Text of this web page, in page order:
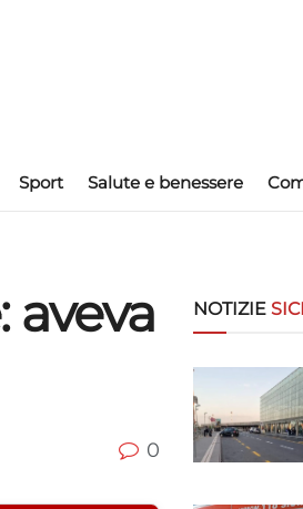
Sport Salute e benessere
aveva
0
NOTIZIE